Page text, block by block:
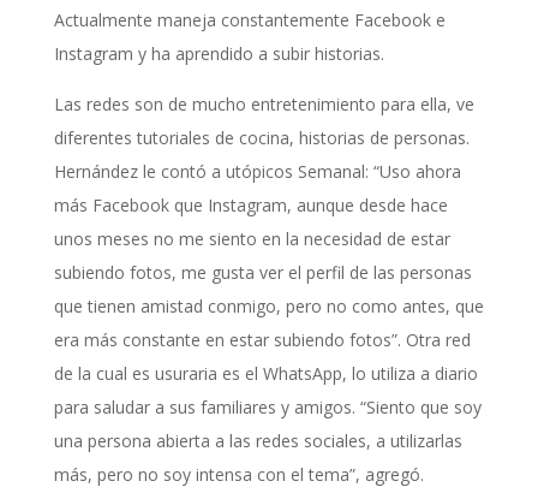
Actualmente maneja constantemente Facebook e
Instagram y ha aprendido a subir historias.
Las redes son de mucho entretenimiento para ella, ve
diferentes tutoriales de cocina, historias de personas.
Hernández le contó a utópicos Semanal: “Uso ahora
más Facebook que Instagram, aunque desde hace
unos meses no me siento en la necesidad de estar
subiendo fotos, me gusta ver el perfil de las personas
que tienen amistad conmigo, pero no como antes, que
era más constante en estar subiendo fotos”. Otra red
de la cual es usuraria es el WhatsApp, lo utiliza a diario
para saludar a sus familiares y amigos. “Siento que soy
una persona abierta a las redes sociales, a utilizarlas
más, pero no soy intensa con el tema”, agregó.